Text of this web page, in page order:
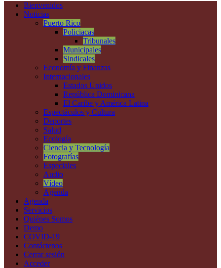
Bienvenidos
Noticias
Puerto Rico
Policiacas
Tribunales
Municipales
Sindicales
Economía y Finanzas
Internacionales
Estados Unidos
República Dominicana
El Caribe y América Latina
Espectáculos y Cultura
Deportes
Salud
Ecología
Ciencia y Tecnología
Fotografías
Especiales
Audio
Vídeo
Agenda
Agenda
Servicios
Quiénes Somos
Demo
COVID-19
Contáctenos
Cerrar sesión
Acceder